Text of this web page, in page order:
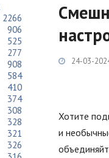
24-03-
Хотите
и
2266
906
525
277
908
584
410
374
308
328
321
326